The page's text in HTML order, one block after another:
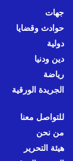
جهات
حوادث وقضايا
دولية
دين ودنيا
رياضة
الجريدة الورقية
للتواصل معنا
من نحن
هيئة التحرير